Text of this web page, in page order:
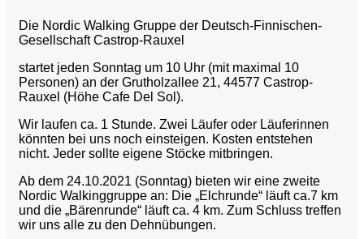
Die Nordic Walking Gruppe der Deutsch-Finnischen-
Gesellschaft Castrop-Rauxel
startet jeden Sonntag um 10 Uhr (mit maximal 10
Personen) an der Grutholzallee 21, 44577 Castrop-
Rauxel (Höhe Cafe Del Sol).
Wir laufen ca. 1 Stunde. Zwei Läufer oder Läuferinnen
könnten bei uns noch einsteigen. Kosten entstehen
nicht. Jeder sollte eigene Stöcke mitbringen.
Ab dem 24.10.2021 (Sonntag) bieten wir eine zweite
Nordic Walkinggruppe an: Die „Elchrunde“ läuft ca.7 km
und die „Bärenrunde“ läuft ca. 4 km. Zum Schluss treffen
wir uns alle zu den Dehnübungen.